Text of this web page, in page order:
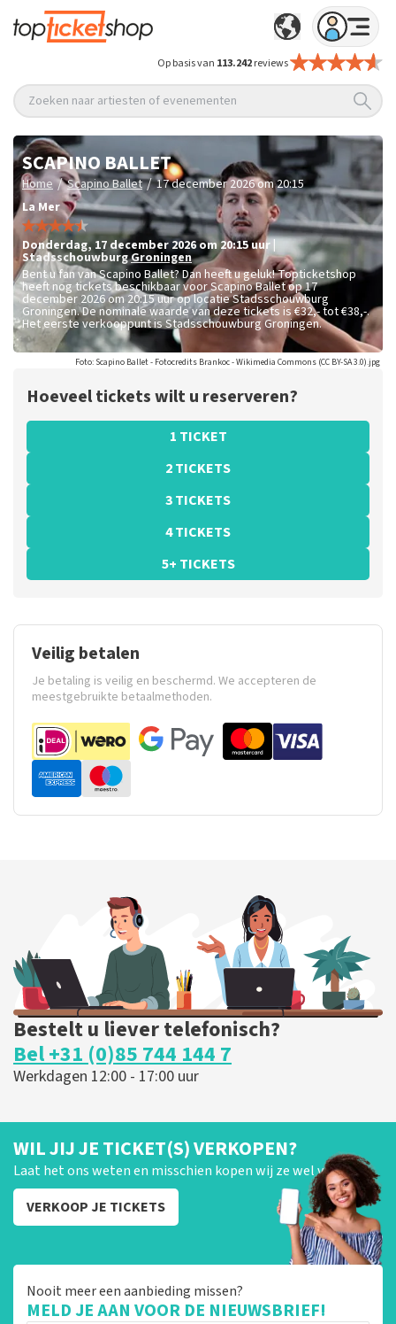
Op basis van 113.242reviews
Zoeken naar artiesten of evenementen
SCAPINO BALLET
Home / Scapino Ballet / 17 december 2026 om 20:15
La Mer
donderdag, 17 december 2026 om 20:15uur
StadsschouwburgGroningen
Bent u fan van Scapino Ballet? Dan heeft u geluk! Topticketshop
heeft nog tickets beschikbaar voor Scapino Ballet op 17
december 2026 om 20:15 uur op locatie Stadsschouwburg
Groningen. De nominale waarde van deze tickets is€32,- tot €38,-.
Het eerste verkooppunt is Stadsschouwburg Groningen.
Foto: Scapino Ballet - Fotocredits Brankoc - Wikimedia Commons (CC BY-SA 3.0).jpg
Hoeveel tickets wilt u reserveren?
1 TICKET
2 TICKETS
3 TICKETS
4 TICKETS
5+ TICKETS
Veilig betalen
Je betaling is veilig en beschermd. We accepteren de
meestgebruikte betaalmethoden.
Bestelt u liever telefonisch?
Bel +31 (0)85 744 144 7
Werkdagen 12:00 - 17:00 uur
WIL JIJ JE TICKET(S) VERKOPEN?
Laat het ons weten en misschien kopen wij ze wel van je!
VERKOOP JE TICKETS
Nooit meer een aanbieding missen?
MELD JE AAN VOOR DE NIEUWSBRIEF!